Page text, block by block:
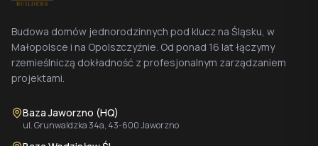
Budowa domów jednorodzinnych pod klucz na Śląsku, w
Małopolsce i na Opolszczyźnie. Od ponad 16 lat łączymy
rzemieślniczą dokładność z profesjonalnym zarządzaniem
projektami.
Baza Jaworzno (HQ)
ul. Grunwaldzka 34a, 43-600 Jaworzno